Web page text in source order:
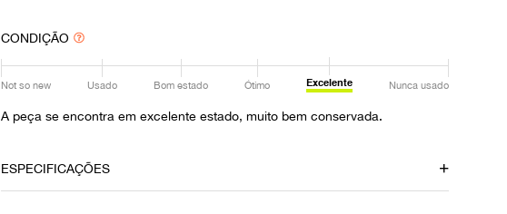
CONDIÇÃO
Not so new Usado Bom estado Ótimo Excelente Nunca usado
A peça se encontra em excelente estado, muito bem conservada.
ESPECIFICAÇÕES